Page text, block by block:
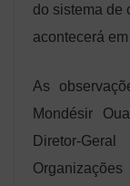
do sistema de
acontecerá
As
Mondésir
Diretor-